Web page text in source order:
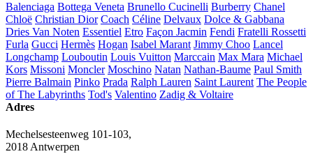
Balenciaga Bottega Veneta Brunello Cucinelli Burberry Chanel
Chloë Christian Dior Coach Céline Delvaux Dolce & Gabbana
Dries Van Noten Essentiel Etro Façon Jacmin Fendi Fratelli Rossetti
Furla Gucci Hermès Hogan Isabel Marant Jimmy Choo Lancel
Longchamp Louboutin Louis Vuitton Marccain Max Mara Michael
Kors Missoni Moncler Moschino Natan Nathan-Baume Paul Smith
Pierre Balmain Pinko Prada Ralph Lauren Saint Laurent The People
of The Labyrinths Tod's Valentino Zadig & Voltaire
Adres
Mechelsesteenweg 101-103,
2018 Antwerpen